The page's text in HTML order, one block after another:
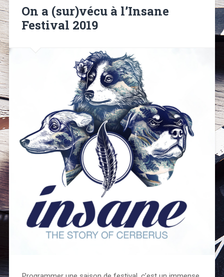
On a (sur)vécu à l’Insane
Festival 2019